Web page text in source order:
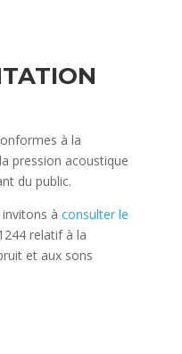
à la
pression acoustique
du public.
à consulter le
relatif à la
et aux sons